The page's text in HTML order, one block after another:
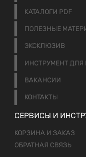
КАТАЛОГИ PDF
ПОЛЕЗНЫЕ
ЭКСКЛЮЗИВ
ИНСТРУМЕНТ ДЛЯ
ВАКАНСИИ
КОНТАКТЫ
СЕРВИСЫ И
КОРЗИНА И ЗАКАЗ
ОБРАТНАЯ СВЯЗЬ